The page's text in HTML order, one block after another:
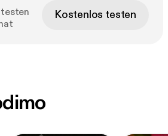
Kostenlos testen